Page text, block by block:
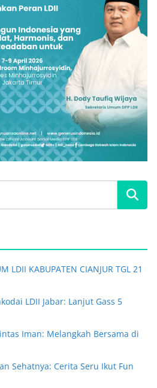
LDII KABUPATEN CIANJUR TGL 21
LDII Jabar: Lanjut Gass 5
Iman: Melangkah Bersama di
Sehatnya: Cerita Seru Ikut Fun